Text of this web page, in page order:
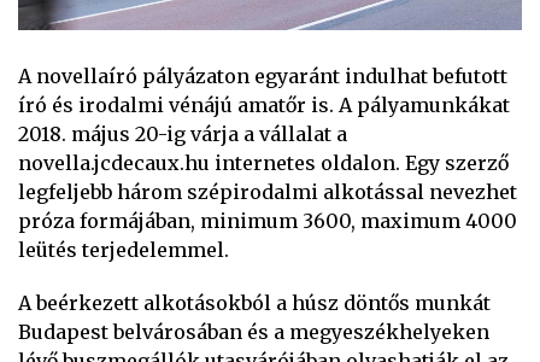
A novellaíró pályázaton egyaránt indulhat befutott
író és irodalmi vénájú amatőr is. A pályamunkákat
2018. május 20-ig várja a vállalat a
novella.jcdecaux.hu internetes oldalon. Egy szerző
legfeljebb három szépirodalmi alkotással nevezhet
próza formájában, minimum 3600, maximum 4000
leütés terjedelemmel.
A beérkezett alkotásokból a húsz döntős munkát
Budapest belvárosában és a megyeszékhelyeken